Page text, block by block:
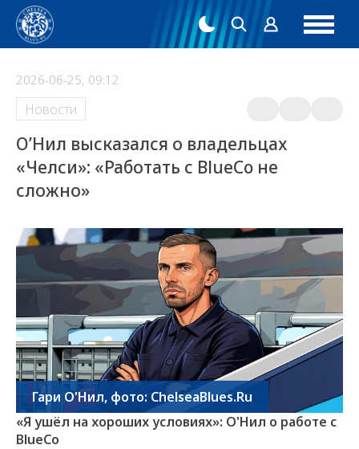
2026-06-25, 09:12
Новости
О’Нил высказался о владельцах
«Челси»: «Работать с BlueCo не
сложно»
Гари О'Нил, фото: ChelseaBlues.Ru
«Я ушёл на хороших условиях»: О'Нил о работе с
BlueCo